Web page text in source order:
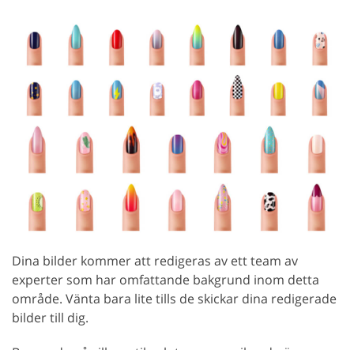
Dina bilder kommer att redigeras av ett team av
experter som har omfattande bakgrund inom detta
område. Vänta bara lite tills de skickar dina redigerade
bilder till dig.